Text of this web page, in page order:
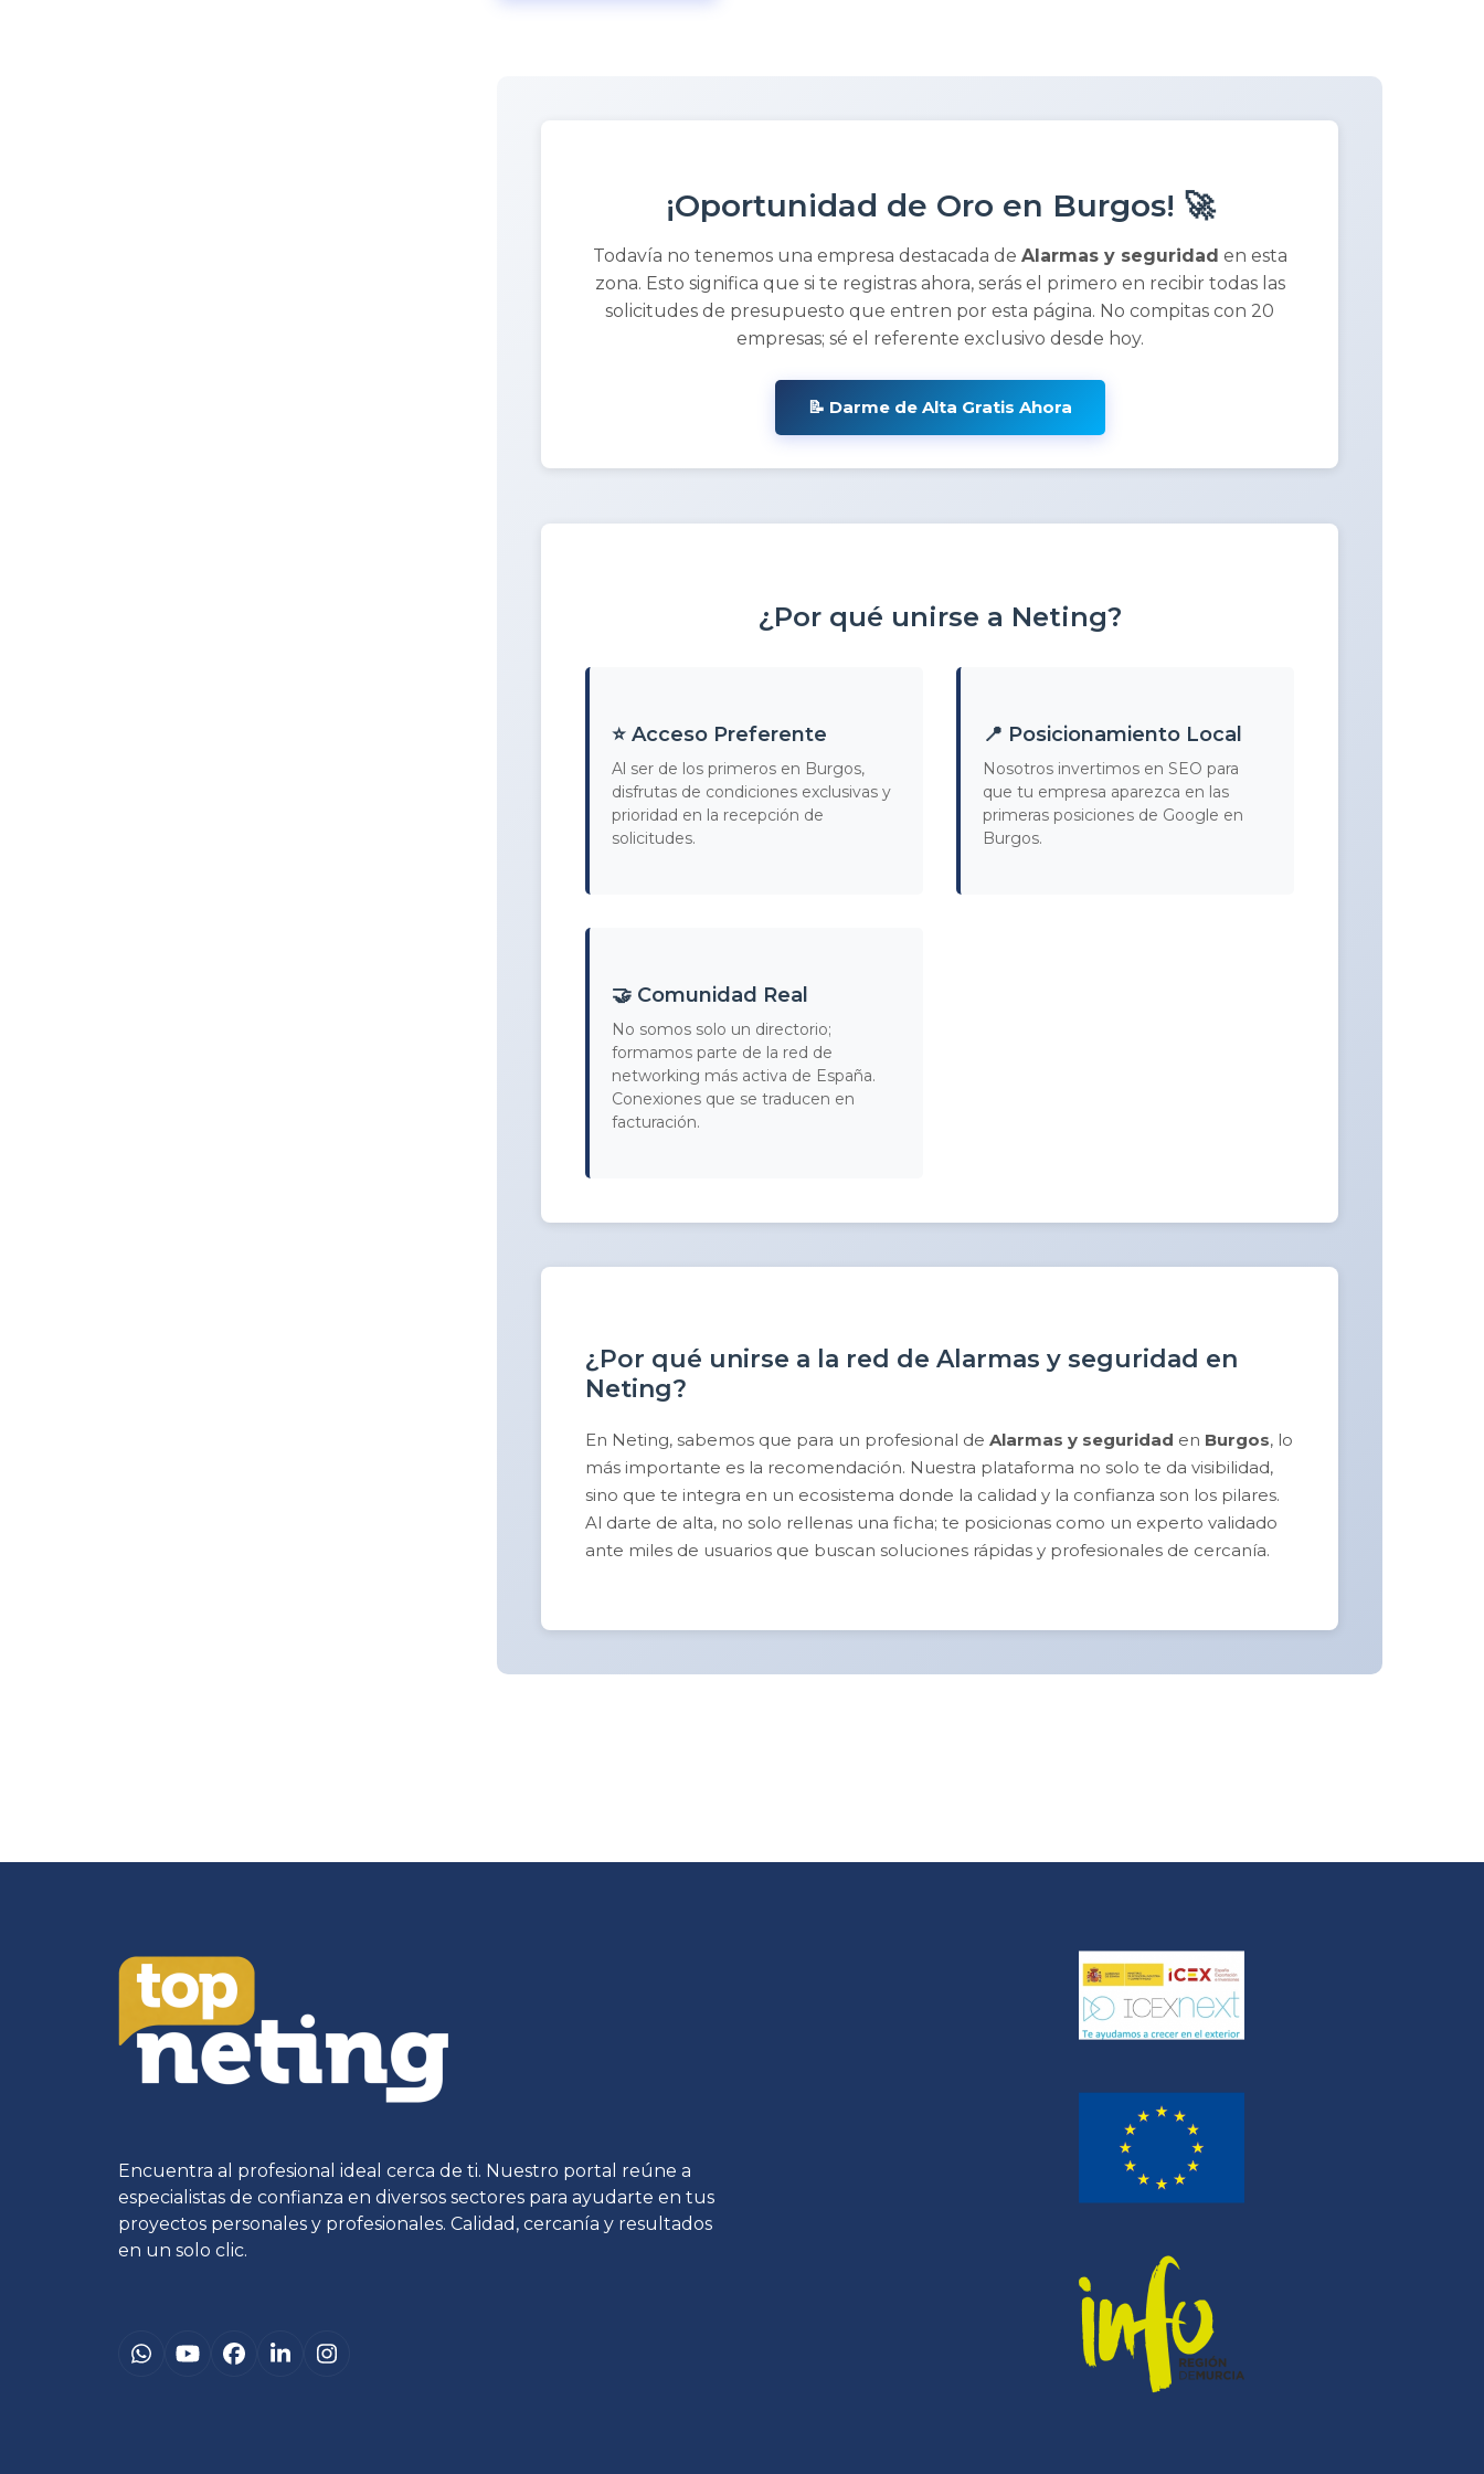
¡Oportunidad de Oro en Burgos! 🚀
Todavía no tenemos una empresa destacada de Alarmas y seguridad en esta
zona. Esto significa que si te registras ahora, serás el primero en recibir todas las
solicitudes de presupuesto que entren por esta página. No compitas con 20
empresas; sé el referente exclusivo desde hoy.
📝 Darme de Alta Gratis Ahora
¿Por qué unirse a Neting?
⭐ Acceso Preferente
Al ser de los primeros en Burgos,
disfrutas de condiciones exclusivas y
prioridad en la recepción de
solicitudes.
📍 Posicionamiento Local
Nosotros invertimos en SEO para
que tu empresa aparezca en las
primeras posiciones de Google en
Burgos.
🤝 Comunidad Real
No somos solo un directorio;
formamos parte de la red de
networking más activa de España.
Conexiones que se traducen en
facturación.
¿Por qué unirse a la red de Alarmas y seguridad en
Neting?
En Neting, sabemos que para un profesional de Alarmas y seguridad en Burgos, lo
más importante es la recomendación. Nuestra plataforma no solo te da visibilidad,
sino que te integra en un ecosistema donde la calidad y la confianza son los pilares.
Al darte de alta, no solo rellenas una ficha; te posicionas como un experto validado
ante miles de usuarios que buscan soluciones rápidas y profesionales de cercanía.
Encuentra al profesional ideal cerca de ti. Nuestro portal reúne a
especialistas de confianza en diversos sectores para ayudarte en tus
proyectos personales y profesionales. Calidad, cercanía y resultados
en un solo clic.
Whatsapp
YouTubeFacebook
LinkedInInstagram